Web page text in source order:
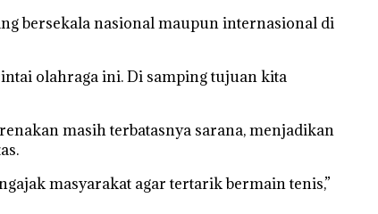
bersekala nasional maupun internasional di
olahraga ini. Di samping tujuan kita
masih terbatasnya sarana, menjadikan
masyarakat agar tertarik bermain tenis,”